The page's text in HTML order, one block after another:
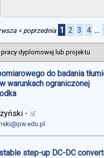
< poprzednia 1 2 3 4 ...
pracy dyplomowej lub projektu
do badania
warunkach ograniczonej
- IE
step-up DC-DC